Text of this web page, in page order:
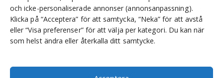
och icke-personaliserade annonser (annonsanpassning).
Klicka på “Acceptera” för att samtycka, “Neka” för att avstå
eller “Visa preferenser” för att välja per kategori. Du kan när
som helst ändra eller återkalla ditt samtycke.
SKS Sweden är en leverantör av transmissioner, som
lagerhåller, monterar och marknadsför produkter för svenska
maskintillverkare, inklusive exklusiv distribution av Bonfiglioli i
Sverige.